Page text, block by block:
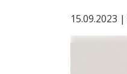
15.09.2023 |